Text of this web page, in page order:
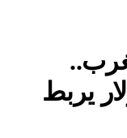
دولار يربط